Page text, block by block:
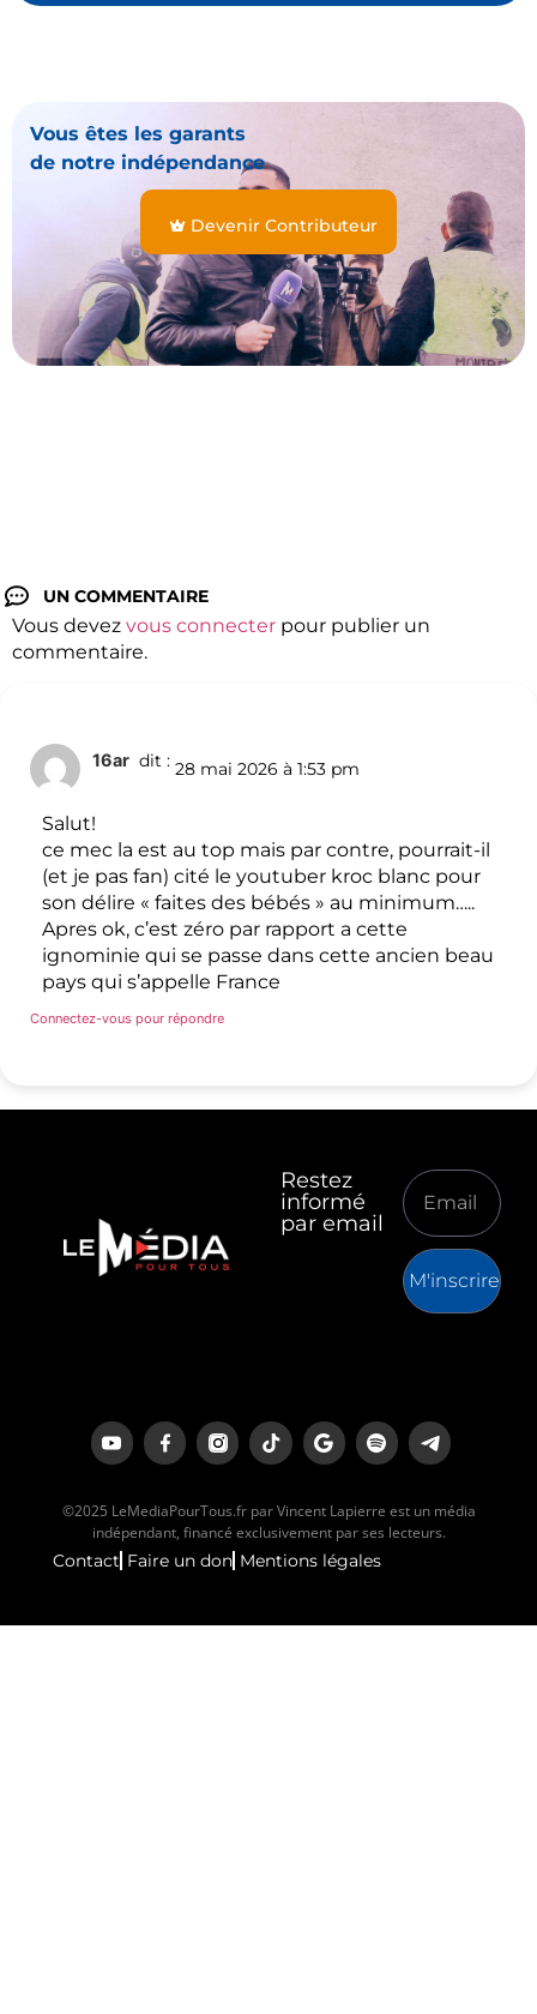
Vous êtes les garants
de notre indépendance
Devenir Contributeur
UN COMMENTAIRE
16ar dit : 28 mai 2026 à 1:53 pm
Salut!
ce mec la est au top mais par contre, pourrait-il
(et je pas fan) cité le youtuber kroc blanc pour
son délire « faites des bébés » au minimum…..
Apres ok, c’est zéro par rapport a cette
ignominie qui se passe dans cette ancien beau
pays qui s’appelle France
Connectez-vous pour répondre
Vous devez vous connecter pour publier un
commentaire.
Restez
informé
par email
M'inscrire
©2025 LeMediaPourTous.fr par Vincent Lapierre est un média
indépendant, financé exclusivement par ses lecteurs.
Contact Faire un don Mentions légales